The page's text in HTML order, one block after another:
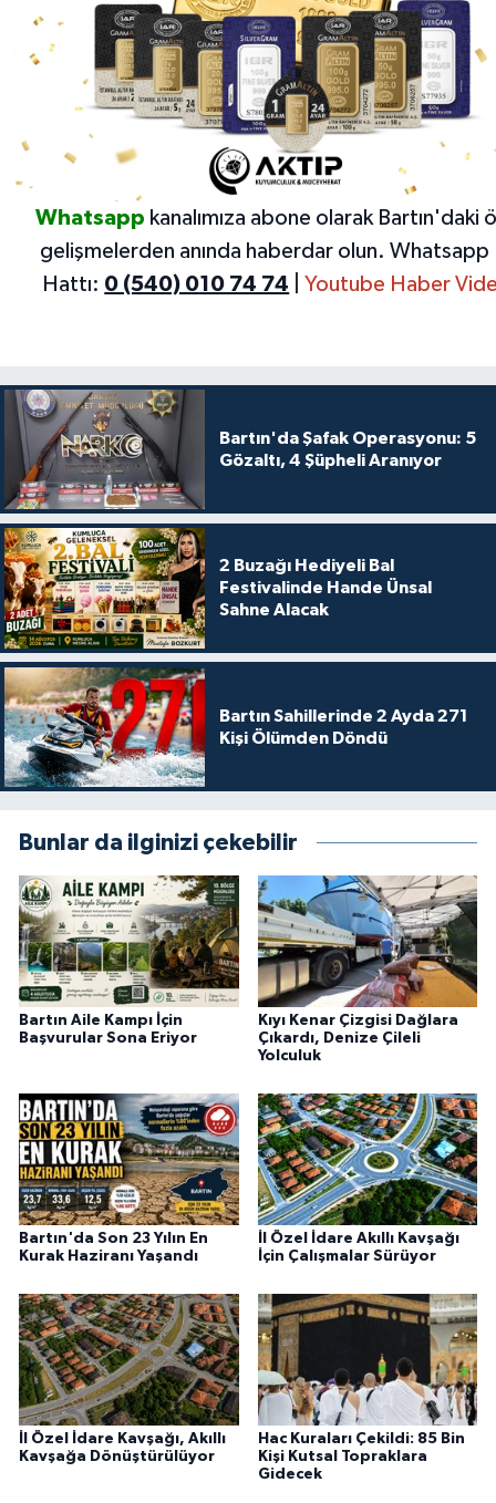
Whatsapp kanalımıza abone olarak Bartın'daki
gelişmelerden anında haberdar olun. Whatsapp
Hattı: 0 (540) 010 74 74 Youtube Haber
Bartın'da Şafak Operasyonu: 5
Gözaltı, 4 Şüpheli Aranıyor
2 Buzağı Hediyeli Bal
Festivalinde Hande Ünsal
Sahne Alacak
Bartın Sahillerinde 2 Ayda 271
Kişi Ölümden Döndü
Bunlar da ilginizi çekebilir
Bartın Aile Kampı İçin
Başvurular Sona Eriyor
Kıyı Kenar Çizgisi Dağlara
Çıkardı, Denize Çileli
Yolculuk
Bartın'da Son 23 Yılın En
Kurak Haziranı Yaşandı
İl Özel İdare Akıllı Kavşağı
İçin Çalışmalar Sürüyor
İl Özel İdare Kavşağı, Akıllı
Kavşağa Dönüştürülüyor
Hac Kuraları Çekildi: 85 Bin
Kişi Kutsal Topraklara
Gidecek